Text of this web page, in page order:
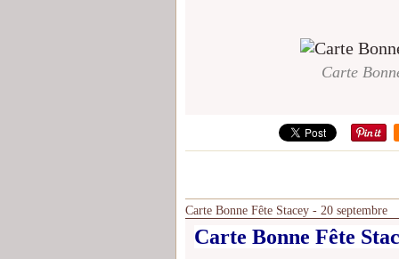
Carte
Carte Bonne Fête Stacey - 20 septembre
Carte Bonne Fête